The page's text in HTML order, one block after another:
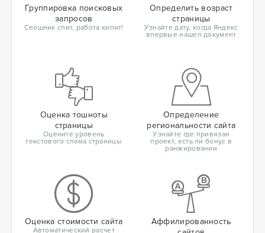
Группировка поисковых
запросов
Сеошник спит, работа кипит!
Определить возраст
страницы
Узнайте дату, когда Яндекс
впервые нашел документ
Оценка тошноты
страницы
Оцените уровень
текстового спама страницы
Определение
региональности сайта
Узнайте где привязан
проект, есть ли бонус в
ранжировании
Оценка стоимости сайта
Автоматический расчет
Аффилированность